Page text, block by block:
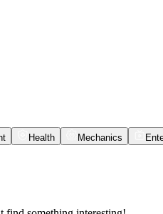
Health Mechanics